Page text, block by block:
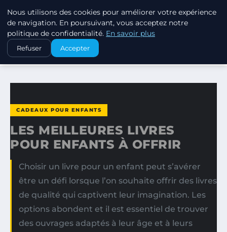
SWISSTALES
ACCUEIL
CADEAUX POUR ENFANTS
LES MEILLEURES LIVRES POUR ENFANTS À OFFRIR
CADEAUX POUR ENFANTS
LES MEILLEURES LIVRES
POUR ENFANTS À OFFRIR
Choisir un livre pour un enfant peut s’avérer
être un défi lorsque l’on souhaite offrir des livres
de qualité qui captivent leur imagination. Les
options abondent et il est essentiel de trouver
des ouvrages adaptés à leur âge et à leurs
Nous utilisons des cookies pour améliorer votre expérience
de navigation. En poursuivant, vous acceptez notre
politique de confidentialité. En savoir plus
Refuser Accepter